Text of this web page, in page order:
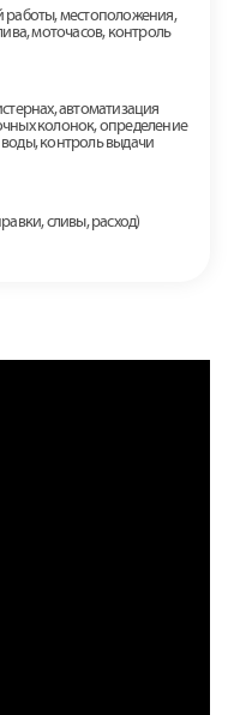
работы, местоположения,
моточасов, контроль
автоматизация
колонок, определение
контроль выдачи
сливы, расход)